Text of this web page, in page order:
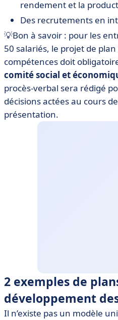
rendement et la
Des recrutements en
💡Bon à savoir : pour les
50 salariés, le projet de
compétences doit
comité social et
procès-verbal sera rédigé
décisions actées au cours
présentation.
2 exemples de
développement
Il n’existe pas un modèle